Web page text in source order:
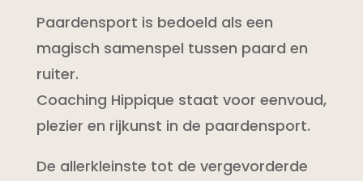
Paardensport is bedoeld als een
magisch samenspel tussen paard en
ruiter.
Coaching Hippique staat voor eenvoud,
plezier en rijkunst in de paardensport.
De allerkleinste tot de vergevorderde